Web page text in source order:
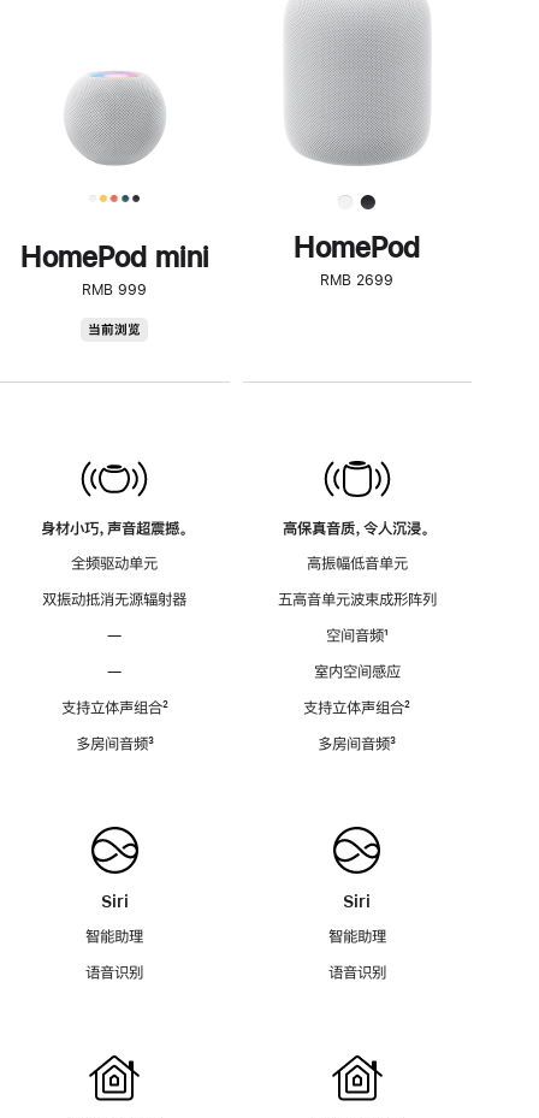
HomePod mini
RMB 999
当前浏览
身材小巧，声音超震撼。
全频驱动单元
双振动抵消无源辐射器
—
—
支持立体声组合脚
²
多房间音频脚
³
Siri
智能助理
语音识别
了
解
HomePod<
HomePod
RMB 2699
高保真音质，令人沉浸。
高振幅低音单元
五高音单元波束成形阵列
空间音频脚
¹
室内空间感应
支持立体声组合脚
²
多房间音频脚
³
Siri
智能助理
语音识别